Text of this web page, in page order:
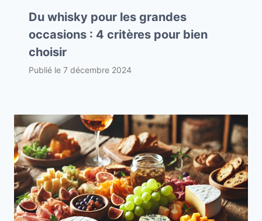
Du whisky pour les grandes
occasions : 4 critères pour bien
choisir
Publié le 7 décembre 2024